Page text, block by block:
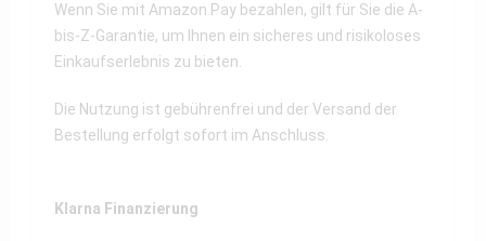
Wenn Sie mit Amazon Pay bezahlen, gilt für Sie die A-
bis-Z-Garantie, um Ihnen ein sicheres und risikoloses
Einkaufserlebnis zu bieten.
Die Nutzung ist gebührenfrei und der Versand der
Bestellung erfolgt sofort im Anschluss.
Klarna Finanzierung